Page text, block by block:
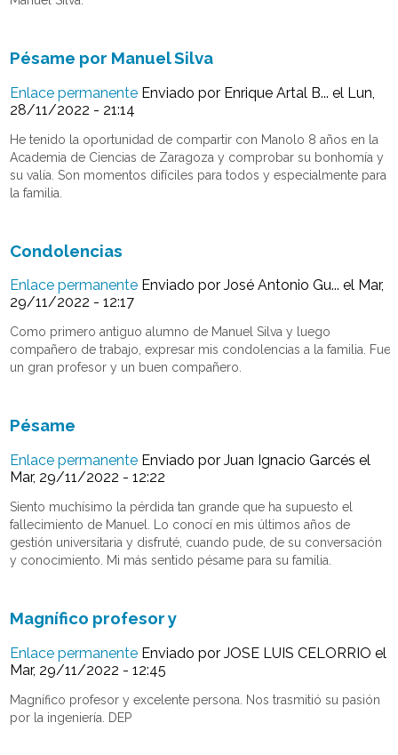
Pésame por Manuel Silva
Enlace permanente Enviado por Enrique Artal B... el Lun,
28/11/2022 - 21:14
He tenido la oportunidad de compartir con Manolo 8 años en la
Academia de Ciencias de Zaragoza y comprobar su bonhomía y
su valía. Son momentos difíciles para todos y especialmente para
la familia.
Condolencias
Enlace permanente Enviado porJosé Antonio Gu... el Mar,
29/11/2022 - 12:17
Como primero antiguo alumno de Manuel Silva y luego
compañero de trabajo, expresar mis condolencias a la familia. Fue
un gran profesor y un buen compañero.
Pésame
Enlace permanente Enviado porJuan Ignacio Garcés el
Mar, 29/11/2022 - 12:22
Siento muchísimo la pérdida tan grande que ha supuesto el
fallecimiento de Manuel. Lo conocí en mis últimos años de
gestión universitaria y disfruté, cuando pude, de su conversación
y conocimiento. Mi más sentido pésame para su familia.
Magnífico profesor y
Enlace permanente Enviado porJOSE LUIS CELORRIOel
Mar, 29/11/2022 - 12:45
Magnífico profesor y excelente persona. Nos trasmitió su pasión
por la ingeniería. DEP